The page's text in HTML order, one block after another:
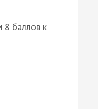
8 баллов к